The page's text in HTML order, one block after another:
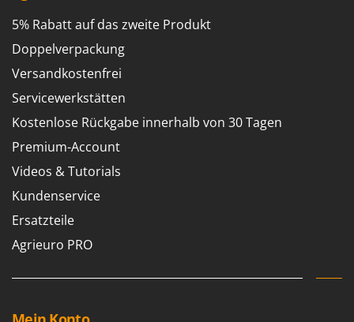
5% Rabatt auf das zweite Produkt
Doppelverpackung
Versandkostenfrei
Servicewerkstätten
Kostenlose Rückgabe innerhalb von 30 Tagen
Premium-Account
Videos & Tutorials
Kundenservice
Ersatzteile
Agrieuro PRO